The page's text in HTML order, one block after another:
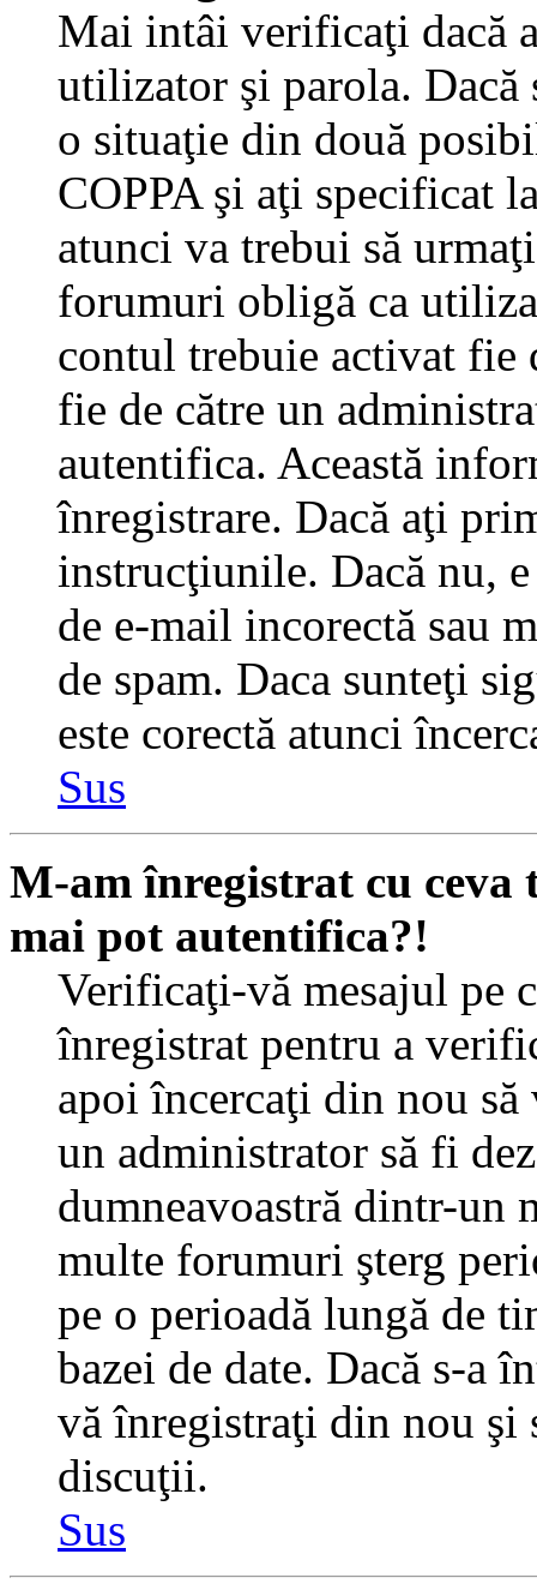
Mai intâi verificaţi dacă
utilizator şi parola. Dacă
o situaţie din două
COPPA şi aţi specificat
atunci va trebui să
forumuri obligă ca
contul trebuie activat fie
fie de către un
autentifica. Această
înregistrare. Dacă aţi
instrucţiunile. Dacă nu,
de e-mail incorectă sau
de spam. Daca sunteţi
este corectă atunci
Sus
M-am înregistrat cu
mai pot autentifica?!
Verificaţi-vă mesajul pe
înregistrat pentru a
apoi încercaţi din nou
un administrator să fi
dumneavoastră dintr-un
multe forumuri şterg
pe o perioadă lungă de
bazei de date. Dacă s-a
vă înregistraţi din nou
discuţii.
Sus